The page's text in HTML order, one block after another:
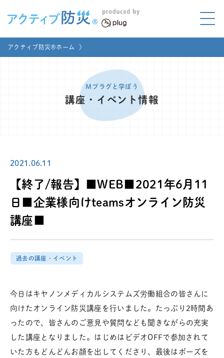
アクティブ防災とは?
家庭でやってみよう
メディア掲載
アクティブ防災®ホーム 〉
Mプラグと学ぼう
講座・イベント情報
2021.06.11
【終了/報告】■WEB■2021年6月11
日■企業様向けteamsオンライン防災
講座■
過去の講座・イベント
今日はキヤノンメディカルシステムズ労働組合の皆さんに
向けたオンライン防災講座を行いました。たっぷり2時間あ
ったので、皆さんのご意見や質問なども聞きながらの充実
した講座となりました。はじめはビデオOFFで参加されて
いた方もどんどんお顔を出してくださり、最後はポーズを